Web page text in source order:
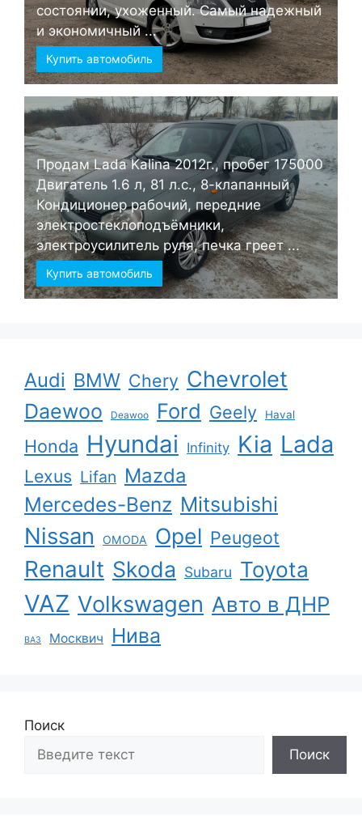
состоянии, ухоженный. Самый надежный
и экономичный ...
Купить автомобиль
Продам Lada Kalina 2012г., пробег 175000
Двигатель 1.6 л, 81 л.с., 8-клапанный
Кондиционер рабочий, передние
электростеклоподъёмники,
электроусилитель руля, печка греет ...
Купить автомобиль
Audi BMW Chery Chevrolet
Daewoo Deawoo Ford Geely Haval
Honda Hyundai Infinity Kia Lada
Lexus Lifan Mazda
Mercedes-Benz Mitsubishi
Nissan OMODA Opel Peugeot
Renault Skoda Subaru Toyota
VAZ Volkswagen Авто в ДНР
ВАЗ Москвич Нива
Поиск
Поиск